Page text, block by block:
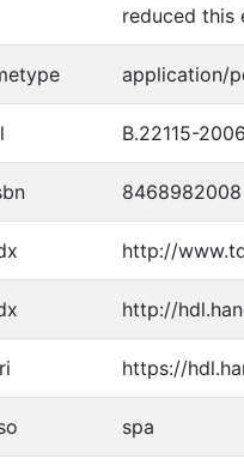
reduced this
application/
B.22115-2006
8468982008
http://
http://
https://
spa